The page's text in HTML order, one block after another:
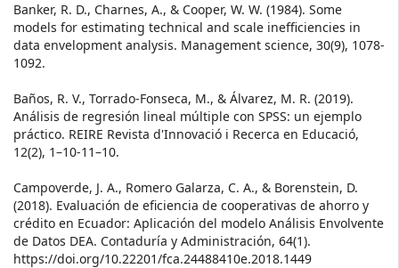
Banker, R. D., Charnes, A., & Cooper, W. W. (1984). Some
models for estimating technical and scale inefficiencies in
data envelopment analysis. Management science, 30(9), 1078-
1092.
Baños, R. V., Torrado-Fonseca, M., & Álvarez, M. R. (2019).
Análisis de regresión lineal múltiple con SPSS: un ejemplo
práctico. REIRE Revista d'Innovació i Recerca en Educació,
12(2), 1–10-11–10.
Campoverde, J. A., Romero Galarza, C. A., & Borenstein, D.
(2018). Evaluación de eficiencia de cooperativas de ahorro y
crédito en Ecuador: Aplicación del modelo Análisis Envolvente
de Datos DEA. Contaduría y Administración, 64(1).
https://doi.org/10.22201/fca.24488410e.2018.1449